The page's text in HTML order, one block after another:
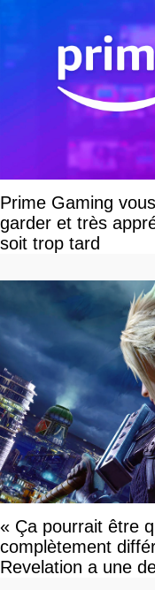
Prime Gaming
garder et très
soit trop tard
« Ça pourrait être
complètement
Revelation a une